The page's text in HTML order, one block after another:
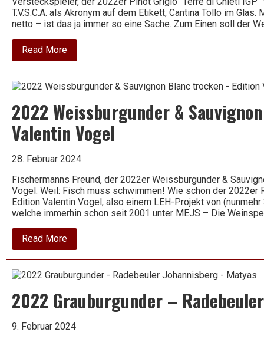
T.V.S.C.A. als Akronym auf dem Etikett, Cantina Tollo im
netto – ist das ja immer so eine Sache. Zum Einen soll der
Read Moreabout
2022
Pinot
–
Chieti
IGP
–
Cantina
Tollo
2022 Weissburgunder &
Valentin Vogel
28. Februar 2024
Fischermanns Freund, der 2022er Weissburgunder &
Vogel. Weil: Fisch muss schwimmen! Wie schon der 2022er
Edition Valentin Vogel, also einem LEH-Projekt von
welche immerhin schon seit 2001 unter MEJS – Die
Read Moreabout
2022
Weissburgunder
Sauvignon
trocken
–
Valentin
Vogel
2022 Grauburgunder –
9. Februar 2024